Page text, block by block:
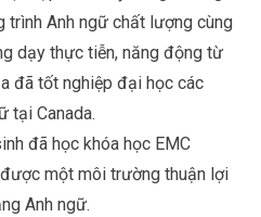
trình Anh ngữ chất lượng cùng
dạy thực tiễn, năng động từ
đã tốt nghiệp đại học các
tại Canada.
đã học khóa học EMC
một môi trường thuận lợi
Anh ngữ.